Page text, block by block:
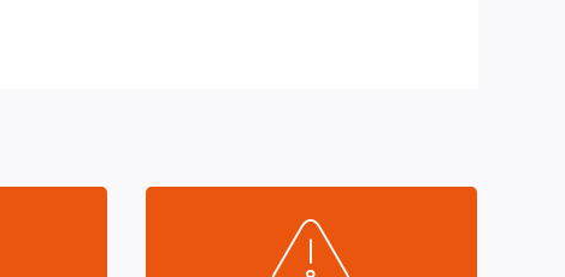
Conception & Réalisation
Réception & Expertise